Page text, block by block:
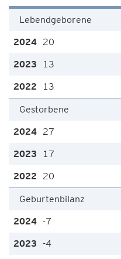
Lebendgeborene
20
13
13
Gestorbene
27
17
20
Geburtenbilanz
-7
-4